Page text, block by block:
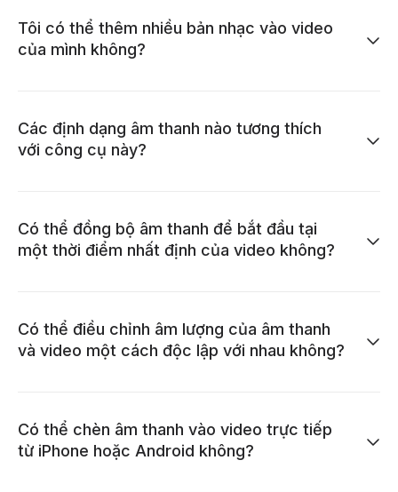
Tôi có thể thêm nhiều bản nhạc vào video
của mình không?
Các định dạng âm thanh nào tương thích
với công cụ này?
Có thể đồng bộ âm thanh để bắt đầu tại
một thời điểm nhất định của video không?
Có thể điều chỉnh âm lượng của âm thanh
và video một cách độc lập với nhau không?
Có thể chèn âm thanh vào video trực tiếp
từ iPhone hoặc Android không?